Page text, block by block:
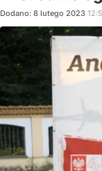
Dodano: 8 lutego 2023